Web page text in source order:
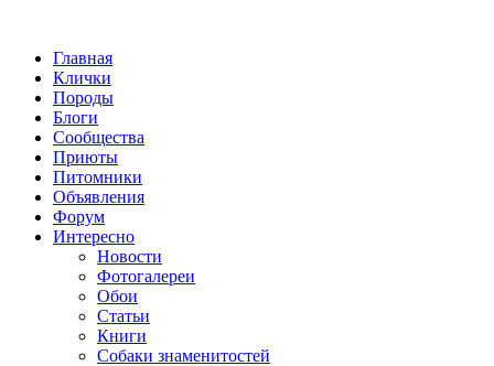
Главная
Клички
Породы
Блоги
Сообщества
Приюты
Питомники
Объявления
Форум
Интересно
Новости
Фотогалереи
Обои
Статьи
Книги
Собаки знаменитостей